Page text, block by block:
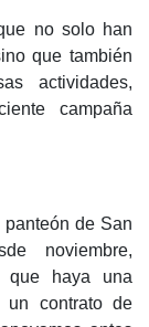
no solo han
que también
actividades,
campaña
panteón de San
noviembre,
que haya una
un contrato de